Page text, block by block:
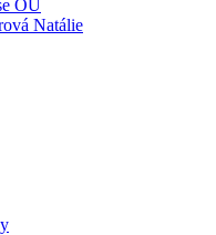
OÚ
Natálie